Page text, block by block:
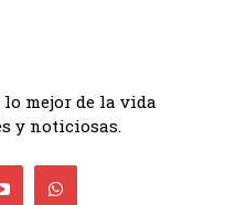
mejor de la vida
y noticiosas.